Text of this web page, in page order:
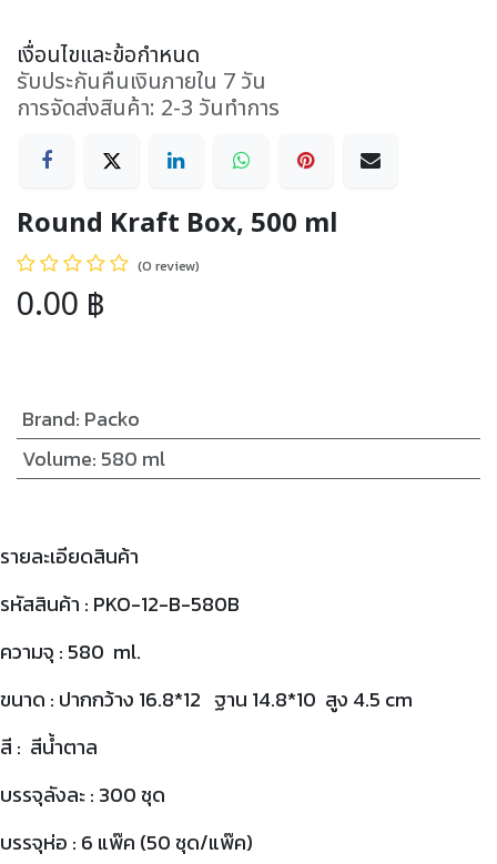
เงื่อนไขและข้อกำหนด
รับประกันคืนเงินภายใน 7 วัน
การจัดส่งสินค้า: 2-3 วันทำการ
Round Kraft Box, 500 ml
(0 review)
0.00 ฿
Brand: Packo
Volume: 580 ml
รายละเอียดสินค้า
รหัสสินค้า : PKO-12-B-580B
ความจุ : 580 ml.
ขนาด : ปากกว้าง 16.8*12 ฐาน 14.8*10 สูง 4.5 cm
สี : สีน้ำตาล
บรรจุลังละ : 300 ชุด
บรรจุห่อ : 6 แพ๊ค (50 ชุด/แพ๊ค)